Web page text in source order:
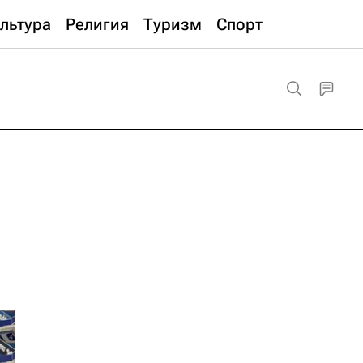
Религия Туризм Спорт